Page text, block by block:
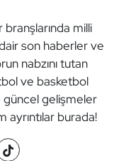
milli
son haberler ve
nabzını tutan
ve basketbol
güncel gelişmeler
ayrıntılar burada!